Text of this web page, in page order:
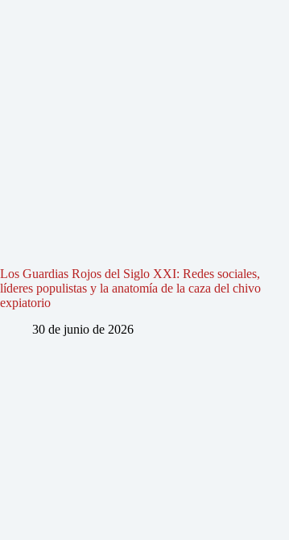
Los Guardias Rojos del Siglo XXI: Redes sociales,
líderes populistas y la anatomía de la caza del chivo
expiatorio
30 de junio de 2026